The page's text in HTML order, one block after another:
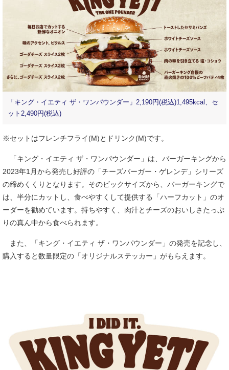
「キング・イエティ ザ・ワンパウンダー」2,190円(税込)1,495kcal、セ
ット2,490円(税込)
※セットはフレンチフライ(M)とドリンク(M)です。
「キング・イエティ ザ・ワンパウンダー」は、バーガーキングから
2023年1月から発売し好評の「チーズバーガー・ゲレンデ」シリーズ
の締めくくりとなります。そのビックサイズから、バーガーキングで
は、半分にカットし、食べやすくして提供する「ハーフカット」のオ
ーダーを勧めています。持ちやすく、肉汁とチーズのおいしさたっぷ
りの真ん中から食べられます。
また、「キング・イエティ ザ・ワンパウンダー」の発売を記念し、
購入すると数量限定の「オリジナルステッカー」がもらえます。